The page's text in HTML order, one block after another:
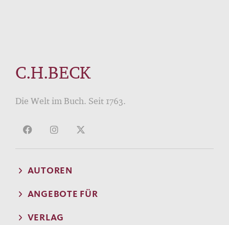
C.H.BECK
Die Welt im Buch. Seit 1763.
AUTOREN
ANGEBOTE FÜR
VERLAG